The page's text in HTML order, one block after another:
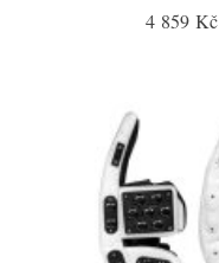
4 859 Kč